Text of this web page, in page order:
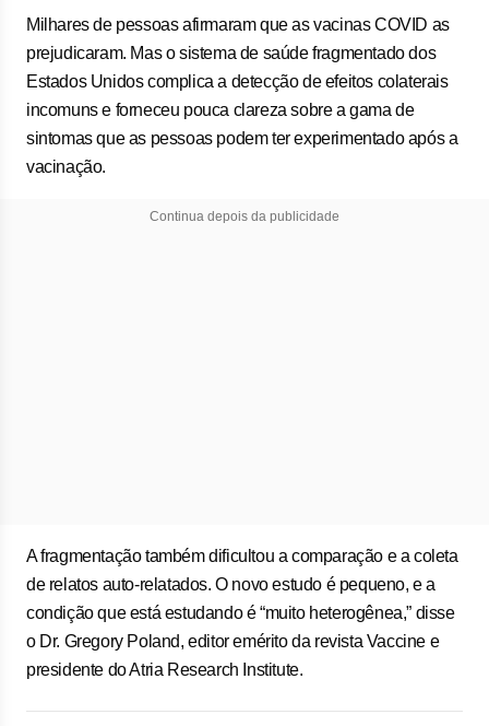
Milhares de pessoas afirmaram que as vacinas COVID as
prejudicaram. Mas o sistema de saúde fragmentado dos
Estados Unidos complica a detecção de efeitos colaterais
incomuns e forneceu pouca clareza sobre a gama de
sintomas que as pessoas podem ter experimentado após a
vacinação.
Continua depois da publicidade
A fragmentação também dificultou a comparação e a coleta
de relatos auto-relatados. O novo estudo é pequeno, e a
condição que está estudando é “muito heterogênea,” disse
o Dr. Gregory Poland, editor emérito da revista Vaccine e
presidente do Atria Research Institute.